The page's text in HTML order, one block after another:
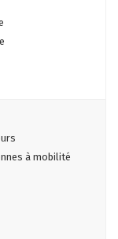
à mobilité